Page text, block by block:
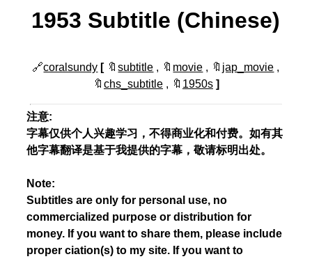
1953 Subtitle (Chinese)
🔗coralsundy [🔖subtitle , 🔖 movie , 🔖 jap_movie ,
🔖 chs_subtitle, 🔖 1950s ]
注意:
字幕仅供个人兴趣学习，不得商业化和付费。如有其
他字幕翻译是基于我提供的字幕，敬请标明出处。
Note:
Subtitles are only for personal use, no
commercialized purpose or distribution for
money. If you want to share them, please include
proper ciation(s) to my site. If you want to